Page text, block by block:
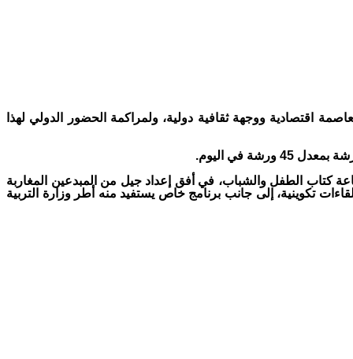
اقتصادية ووجهة ثقافية دولية، ولمراكمة الحضور الدولي لهذا
على الاندماج في صناعة كتاب الطفل والشباب، في أفق إعداد جيل من المبدعين المغاربة
تكوينية، إلى جانب برنامج خاص يستفيد منه أطر وزارة التربية